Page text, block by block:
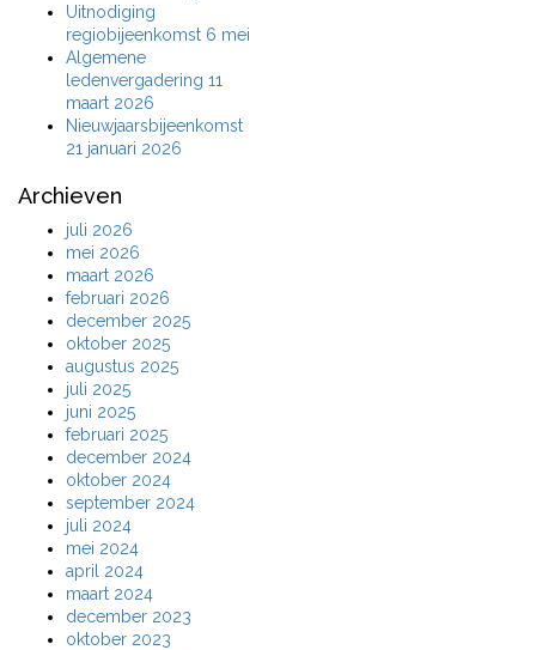
Uitnodiging
regiobijeenkomst 6 mei
Algemene
ledenvergadering 11
maart 2026
Nieuwjaarsbijeenkomst
21 januari 2026
Archieven
juli 2026
mei 2026
maart 2026
februari 2026
december 2025
oktober 2025
augustus 2025
juli 2025
juni 2025
februari 2025
december 2024
oktober 2024
september 2024
juli 2024
mei 2024
april 2024
maart 2024
december 2023
oktober 2023